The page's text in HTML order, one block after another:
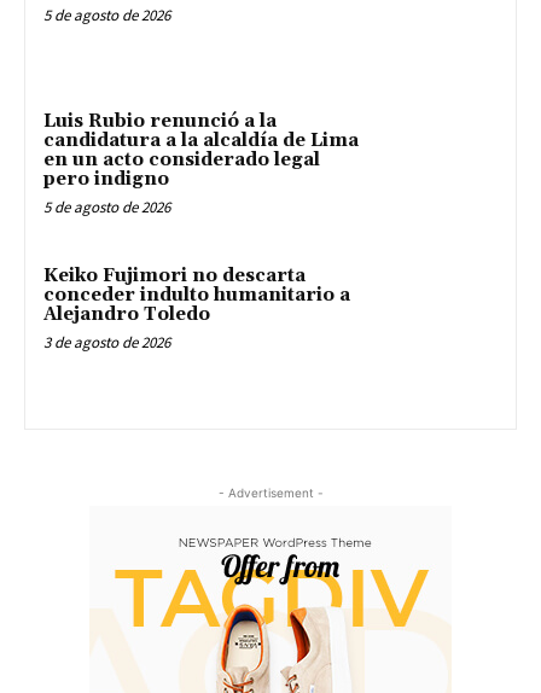
5 de agosto de 2026
Luis Rubio renunció a la
candidatura a la alcaldía de Lima
en un acto considerado legal
pero indigno
5 de agosto de 2026
Keiko Fujimori no descarta
conceder indulto humanitario a
Alejandro Toledo
3 de agosto de 2026
- Advertisement -